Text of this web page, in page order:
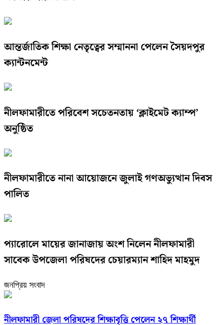
আন্তর্জাতিক শিক্ষা নেতৃত্বের সম্মাননা পেলেন সৈয়দপুর
ক্যান্টনমেন্ট
নীলফামারীতে পরিবেশ সচেতনতায় ‘ক্লাইমেট ক্যাম্প’
অনুষ্ঠিত
নীলফামারীতে নানা আয়োজনে জুলাই গণঅভ্যুত্থান দিবস
পালিত
প্যারোলে মায়ের জানাজায় অংশ নিলেন নীলফামারী
সাবেক উপজেলা পরিষদের চেয়ারম্যান শাহিদ মাহমুদ
জনপ্রিয় সংবাদ
নীলফামারী জেলা পরিষদের শিক্ষাবৃত্তি পেলেন ২৭ শিক্ষার্থী